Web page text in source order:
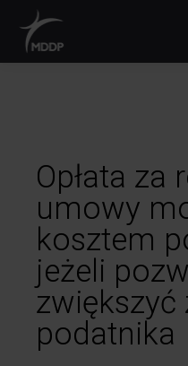
Opłata za
umowy
kosztem
jeżeli
zwiększyć
podatnika